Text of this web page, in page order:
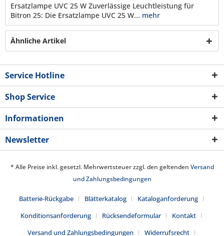
Ersatzlampe UVC 25 W Zuverlässige Leuchtleistung für
Bitron 25: Die Ersatzlampe UVC 25 W... mehr
Ähnliche Artikel
Service Hotline
Shop Service
Informationen
Newsletter
* Alle Preise inkl. gesetzl. Mehrwertsteuer zzgl. den geltenden Versand
und Zahlungsbedingungen
Batterie-Rückgabe Blätterkatalog
Kataloganforderung
Konditionsanforderung
Rücksendeformular
Kontakt
Versand und Zahlungsbedingungen
Widerrufsrecht